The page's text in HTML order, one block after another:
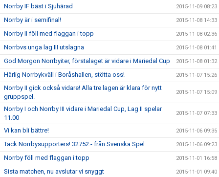
Norrby IF bäst i Sjuhärad 2015-11-09 08:23
Norrby är i semifinal! 2015-11-08 14:33
Norrby II föll med flaggan i topp 2015-11-08 02:36
Norrbvs unga lag III utslagna 2015-11-08 01:41
God Morgon Norrbyiter, förstalaget är vidare i Mariedal Cup 2015-11-08 01:32
Härlig Norrbykväll i Boråshallen, stötta oss! 2015-11-07 15:26
Norrby II gick också vidare! Alla tre lagen är klara för nytt
gruppspel.
2015-11-07 15:09
Norrby I och Norrby III vidare i Mariedal Cup, Lag II spelar
11.00
2015-11-07 07:33
Vi kan bli bättre! 2015-11-06 09:35
Tack Norrbysupporters! 32752:- från Svenska Spel 2015-11-06 09:23
Norrby föll med flaggan i topp 2015-11-01 16:58
Sista matchen, nu avslutar vi snyggt 2015-11-01 09:40